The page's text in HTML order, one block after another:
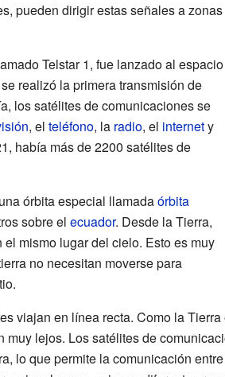
pueden dirigir estas señales a zonas
Telstar 1, fue lanzado al espacio
realizó la primera transmisión de
los satélites de comunicaciones se
, el teléfono, la radio, el internety
había más de 2200 satélites de
órbita especial llamadaórbita
sobre el ecuador. Desde la Tierra,
mismo lugar del cielo. Esto es muy
no necesitan moverse para
viajan en línea recta. Como la
muy lejos. Los satélites de
lo que permite la comunicación